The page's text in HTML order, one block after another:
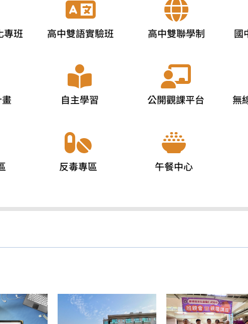
專班 高中雙語實驗班 高中雙聯學制 國
自主學習 公開觀課平台 無
反毒專區 午餐中心